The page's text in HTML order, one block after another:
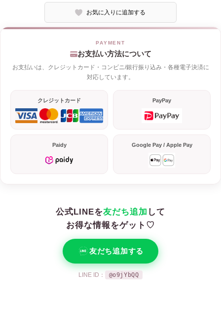
お気に入りに追加する
お支払い方法について
お支払いは、クレジットカード・コンビニ/銀行振り込み・各種電子決済に
対応しています。
クレジットカード PayPay
Paidy Google Pay / Apple Pay
公式LINEを友だち追加 して
お得な情報をゲット♡
友だち追加する
LINE ID： @o9jYbQQ